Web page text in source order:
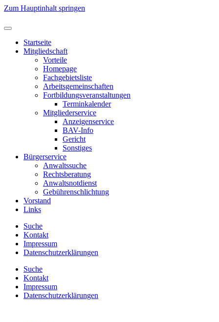
Zum Hauptinhalt springen
Startseite
Mitgliedschaft
Vorteile
Homepage
Fachgebietsliste
Arbeitsgemeinschaften
Fortbildungsveranstaltungen
Terminkalender
Mitgliederservice
Anzeigenservice
BAV-Info
Gericht
Sonstiges
Bürgerservice
Anwaltssuche
Rechtsberatung
Anwaltsnotdienst
Gebührenschlichtung
Vorstand
Links
Suche
Kontakt
Impressum
Datenschutzerklärungen
Suche
Kontakt
Impressum
Datenschutzerklärungen